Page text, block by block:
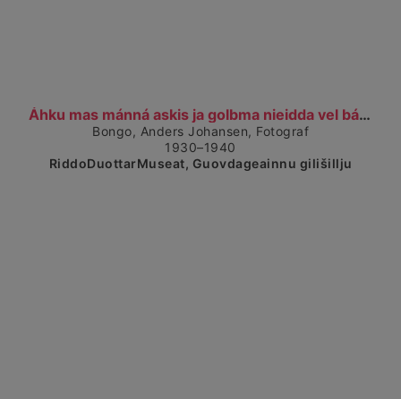
Áhku mas mánná askis ja golbma nieidda vel bálddas...
Čájet dárkkes dieđuid
Bongo, Anders Johansen, Fotograf
1930–1940
RiddoDuottarMuseat, Guovdageainnu gilišillju